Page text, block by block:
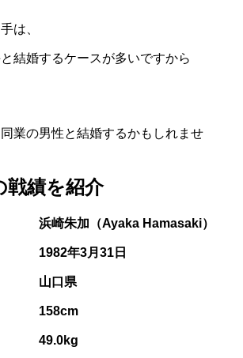
は、
結婚するケースが多いですから
業の男性と結婚するかもしれませ
戦績を紹介
加（Ayaka Hamasaki）
年3月31日
口県